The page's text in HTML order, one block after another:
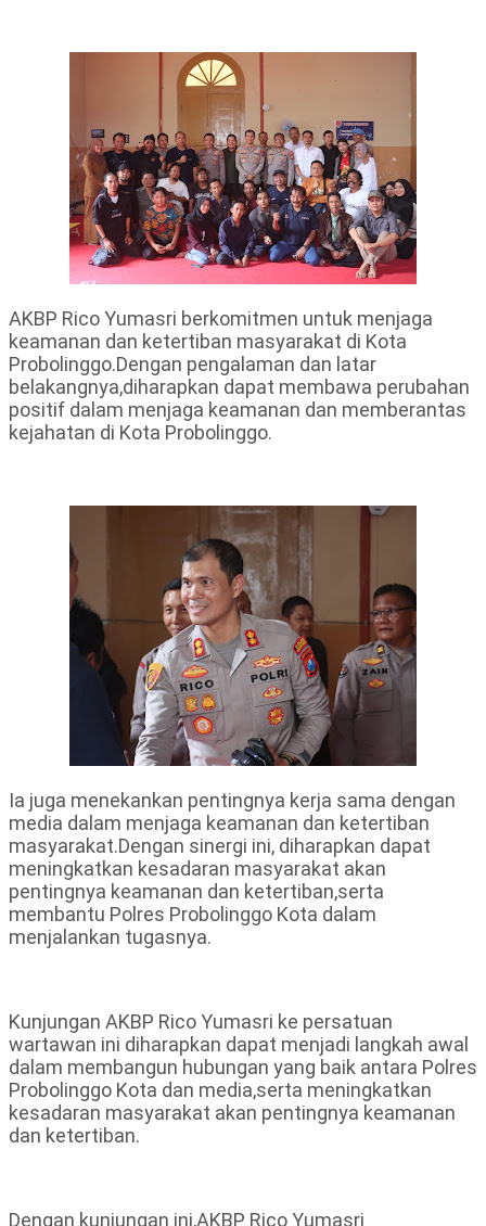
AKBP Rico Yumasri berkomitmen untuk menjaga
keamanan dan ketertiban masyarakat di Kota
Probolinggo.Dengan pengalaman dan latar
belakangnya,diharapkan dapat membawa perubahan
positif dalam menjaga keamanan dan memberantas
kejahatan di Kota Probolinggo.
Ia juga menekankan pentingnya kerja sama dengan
media dalam menjaga keamanan dan ketertiban
masyarakat.Dengan sinergi ini, diharapkan dapat
meningkatkan kesadaran masyarakat akan
pentingnya keamanan dan ketertiban,serta
membantu Polres Probolinggo Kota dalam
menjalankan tugasnya.
Kunjungan AKBP Rico Yumasri ke persatuan
wartawan ini diharapkan dapat menjadi langkah awal
dalam membangun hubungan yang baik antara Polres
Probolinggo Kota dan media,serta meningkatkan
kesadaran masyarakat akan pentingnya keamanan
dan ketertiban.
Dengan kunjungan ini,AKBP Rico Yumasri